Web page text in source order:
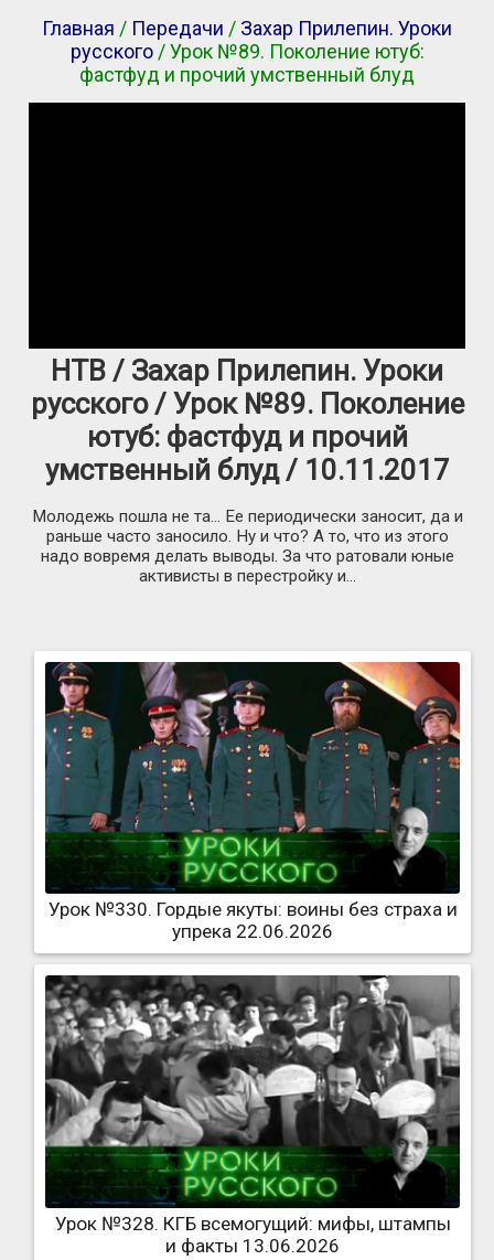
Главная / Передачи / Захар Прилепин. Уроки
русского/ Урок №89. Поколение ютуб:
фастфуд и прочий умственный блуд
НТВ / Захар Прилепин. Уроки
русского / Урок №89. Поколение
ютуб: фастфуд и прочий
умственный блуд / 10.11.2017
Молодежь пошла не та... Ее периодически заносит, да и
раньше часто заносило. Ну и что? А то, что из этого
надо вовремя делать выводы. За что ратовали юные
активисты в перестройку и...
Урок №330. Гордые якуты: воины без страха и
упрека 22.06.2026
Урок №328. КГБ всемогущий: мифы, штампы
и факты 13.06.2026